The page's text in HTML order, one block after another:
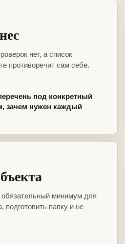
нет, а список
противоречит сам себе.
под конкретный
зачем нужен каждый
минимум для
подготовить папку и не